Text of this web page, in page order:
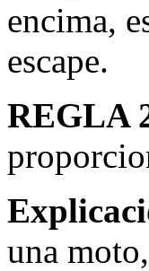
encima,
escape.
REGLA
una